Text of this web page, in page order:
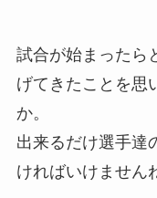
試合が始まったら
げてきたことを思
か。
出来るだけ選手達
ければいけません